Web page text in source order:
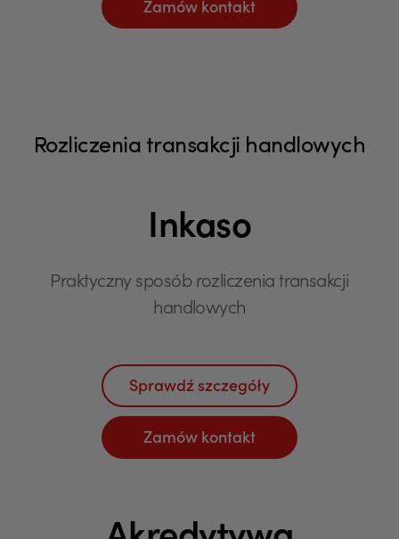
Zamów kontakt
Rozliczenia transakcji handlowych
Inkaso
Praktyczny sposób rozliczenia transakcji
handlowych
Sprawdź szczegóły
Zamów kontakt